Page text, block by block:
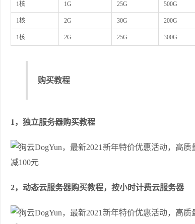
1核 1G 25G 500G
1核 2G 30G 200G
1核 2G 25G 300G
购买教程
1，独立服务器购买教程
2，动态云服务器购买教程，按小时计费云服务器